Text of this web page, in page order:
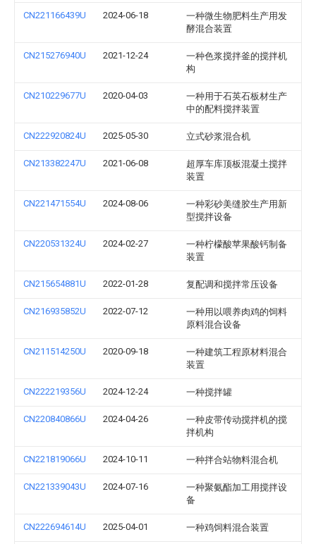
CN221166439U 2024-06-18
一种微生物肥料生产用发
酵混合装置
CN215276940U 2021-12-24
一种色浆搅拌釜的搅拌机
构
CN210229677U 2020-04-03
一种用于石英石板材生产
中的配料搅拌装置
CN222920824U 2025-05-30 立式砂浆混合机
CN213382247U 2021-06-08
超厚车库顶板混凝土搅拌
装置
CN221471554U 2024-08-06
一种彩砂美缝胶生产用新
型搅拌设备
CN220531324U 2024-02-27
一种柠檬酸苹果酸钙制备
装置
CN215654881U 2022-01-28 复配调和搅拌常压设备
CN216935852U 2022-07-12
一种用以喂养肉鸡的饲料
原料混合设备
CN211514250U 2020-09-18
一种建筑工程原材料混合
装置
CN222219356U 2024-12-24 一种搅拌罐
CN220840866U 2024-04-26
一种皮带传动搅拌机的搅
拌机构
CN221819066U 2024-10-11 一种拌合站物料混合机
CN221339043U 2024-07-16
一种聚氨酯加工用搅拌设
备
CN222694614U 2025-04-01 一种鸡饲料混合装置